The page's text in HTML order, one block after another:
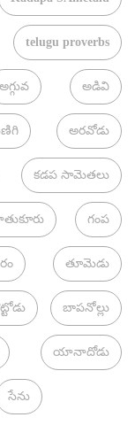
telugu proverbs
అగ్గువ అడివి
అరవోడు
కడప సామెతలు
గంప
తూమెడు
బాపనోల్లు
యానాదోడు
సేను